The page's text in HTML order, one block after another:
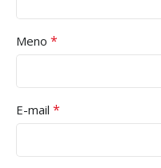
Meno *
E-mail *